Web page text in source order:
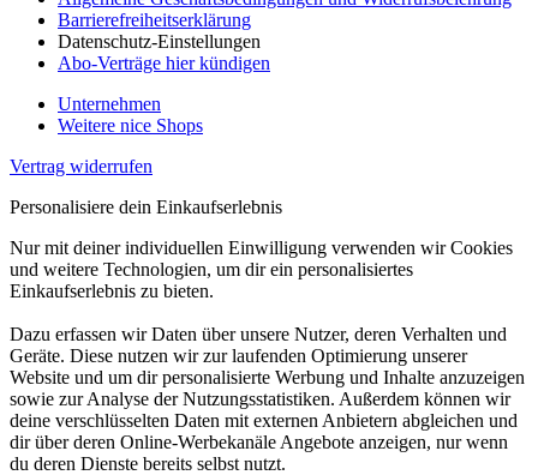
Barrierefreiheitserklärung
Datenschutz-Einstellungen
Abo-Verträge hier kündigen
Unternehmen
Weitere nice Shops
Vertrag widerrufen
Personalisiere dein Einkaufserlebnis
Nur mit deiner individuellen Einwilligung verwenden wir Cookies
und weitere Technologien, um dir ein personalisiertes
Einkaufserlebnis zu bieten.
Dazu erfassen wir Daten über unsere Nutzer, deren Verhalten und
Geräte. Diese nutzen wir zur laufenden Optimierung unserer
Website und um dir personalisierte Werbung und Inhalte anzuzeigen
sowie zur Analyse der Nutzungsstatistiken. Außerdem können wir
deine verschlüsselten Daten mit externen Anbietern abgleichen und
dir über deren Online-Werbekanäle Angebote anzeigen, nur wenn
du deren Dienste bereits selbst nutzt.